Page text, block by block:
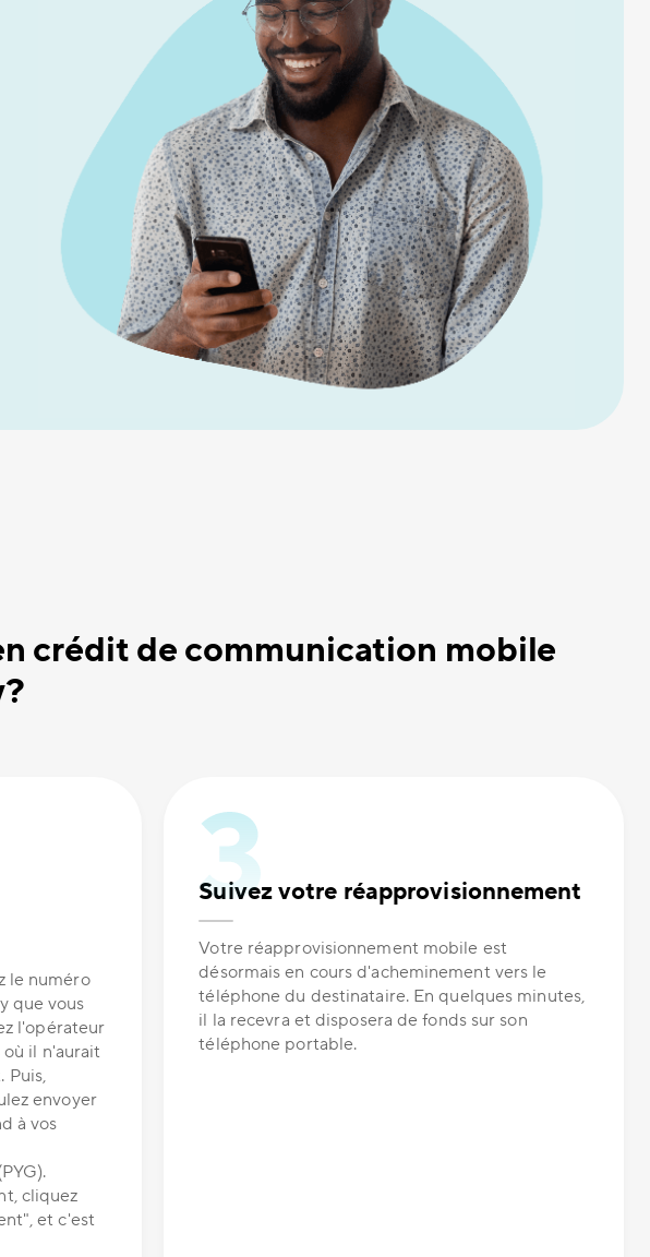
crédit de communication mobile
le numéro
que vous
l'opérateur
où il n'aurait
Puis,
envoyer
à vos
cliquez
et c'est
Suivez votre réapprovisionnement
Votre réapprovisionnement mobile est
désormais en cours d'acheminement vers le
téléphone du destinataire. En quelques minutes,
il la recevra et disposera de fonds sur son
téléphone portable.